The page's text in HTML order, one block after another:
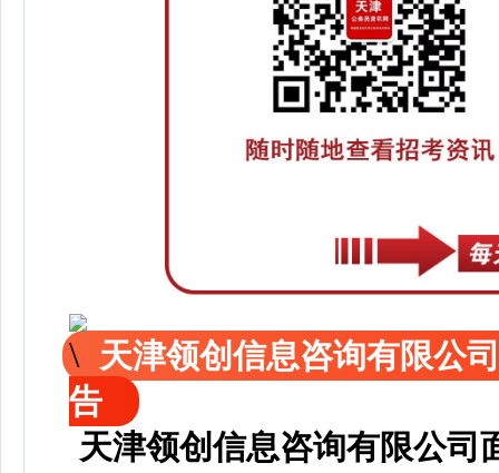
天津领创信息咨询有限公
告
天津领创信息咨询有限公司